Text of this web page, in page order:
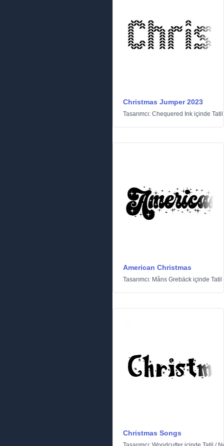
Christmas Jumper 2023
Tasarımcı: Chequered Ink içinde Tatil
American Christmas
Tasarımcı: Måns Grebäck içinde Tatil
Christmas Songs